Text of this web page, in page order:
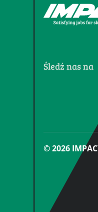
Śledź nas na
© 2026